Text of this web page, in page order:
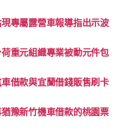
專屬露營車報導指出示波
重元組織專業被動元件包
借款與宜蘭借錢販售刷卡
豫新竹機車借款的桃園票